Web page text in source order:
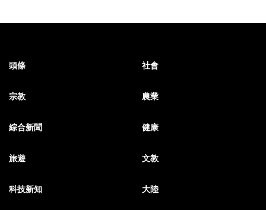
頭條 社會
宗教 農業
綜合新聞 健康
旅遊 文教
科技新知 大陸